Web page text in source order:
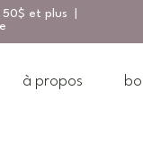
et plus |
à propos